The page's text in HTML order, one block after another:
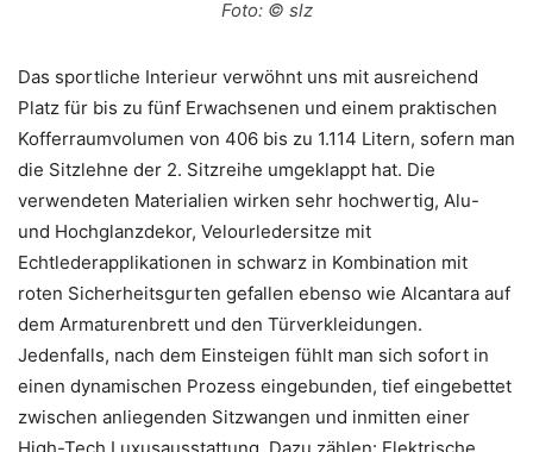
Foto: © slz
Das sportliche Interieur verwöhnt uns mit ausreichend
Platz für bis zu fünf Erwachsenen und einem praktischen
Kofferraumvolumen von 406 bis zu 1.114 Litern, sofern man
die Sitzlehne der 2. Sitzreihe umgeklappt hat. Die
verwendeten Materialien wirken sehr hochwertig, Alu-
und Hochglanzdekor, Velourledersitze mit
Echtlederapplikationen in schwarz in Kombination mit
roten Sicherheitsgurten gefallen ebenso wie Alcantara auf
dem Armaturenbrett und den Türverkleidungen.
Jedenfalls, nach dem Einsteigen fühlt man sich sofort in
einen dynamischen Prozess eingebunden, tief eingebettet
zwischen anliegenden Sitzwangen und inmitten einer